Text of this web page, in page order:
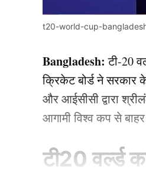
t20-world-cup-
Bangladesh: टी-20
क्रिकेट बोर्ड ने सरकार
और आईसीसी द्वारा
आगामी विश्व कप से बाहर
टी20